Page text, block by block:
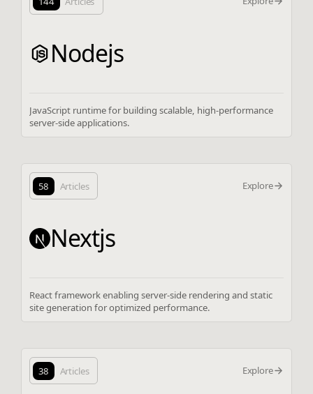
Nodejs
JavaScript runtime for building scalable, high-performance
server-side applications.
58 Articles Explore
Nextjs
React framework enabling server-side rendering and static
site generation for optimized performance.
38 Articles Explore